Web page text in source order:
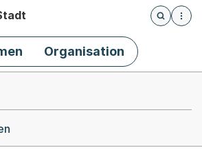
Öffnet
Organisation